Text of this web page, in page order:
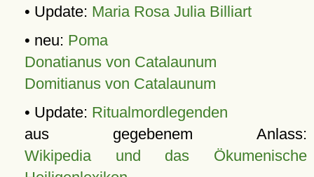
• Update: Maria Rosa Julia Billiart
• neu: Poma
Donatianus von Catalaunum
Domitianus von Catalaunum
• Update: Ritualmordlegenden
aus gegebenem Anlass:
Wikipedia und das Ökumenische